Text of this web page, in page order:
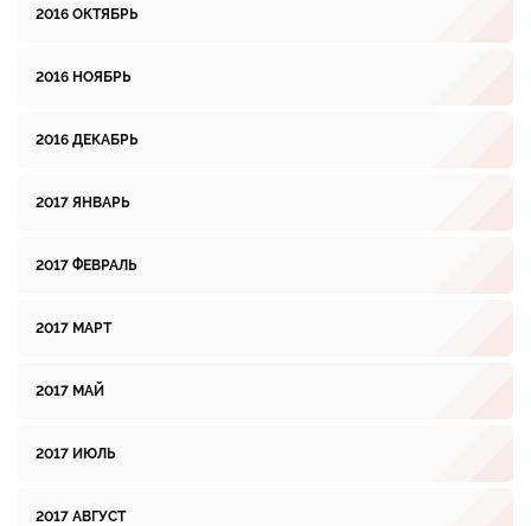
2016 ОКТЯБРЬ
2016 НОЯБРЬ
2016 ДЕКАБРЬ
2017 ЯНВАРЬ
2017 ФЕВРАЛЬ
2017 МАРТ
2017 МАЙ
2017 ИЮЛЬ
2017 АВГУСТ